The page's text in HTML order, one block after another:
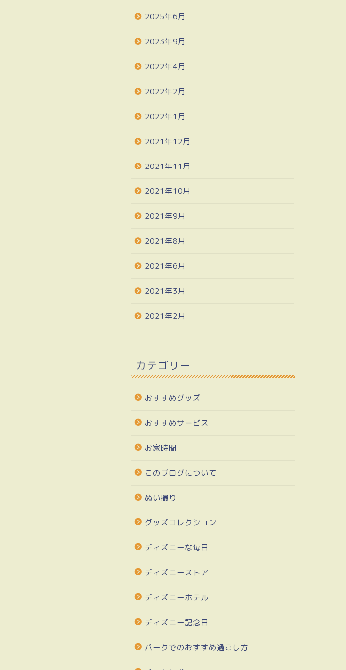
2025年6月
2023年9月
2022年4月
2022年2月
2022年1月
2021年12月
2021年11月
2021年10月
2021年9月
2021年8月
2021年6月
2021年3月
2021年2月
カテゴリー
おすすめグッズ
おすすめサービス
お家時間
このブログについて
ぬい撮り
グッズコレクション
ディズニーな毎日
ディズニーストア
ディズニーホテル
ディズニー記念日
パークでのおすすめ過ごし方